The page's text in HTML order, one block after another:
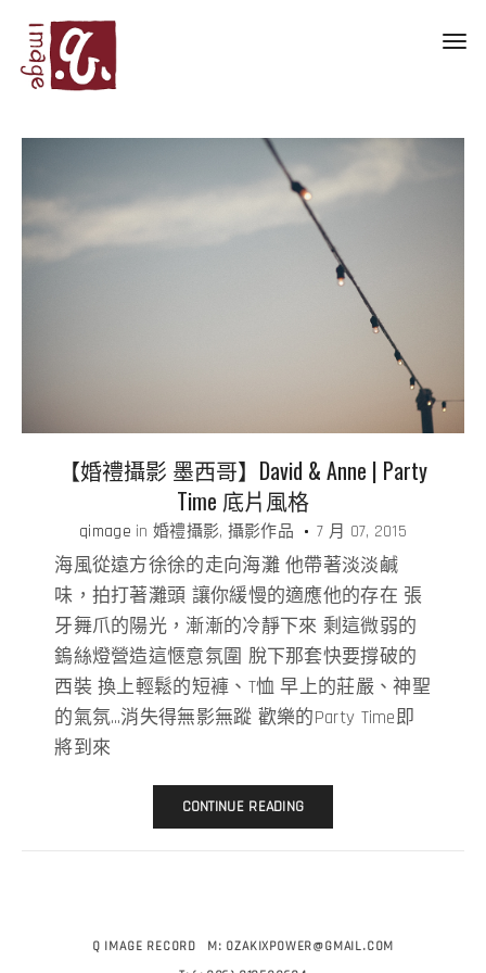
【婚禮攝影 墨西哥】David & Anne | Party
Time 底片風格
qimage in婚禮攝影 攝影作品 7 月 07, 2015
海風從遠方徐徐的走向海灘 他帶著淡淡鹹
味，拍打著灘頭 讓你緩慢的適應他的存在 張
牙舞爪的陽光，漸漸的冷靜下來 剩這微弱的
鎢絲燈營造這愜意氛圍 脫下那套快要撐破的
西裝 換上輕鬆的短褲、T恤 早上的莊嚴、神聖
的氣氛…消失得無影無蹤 歡樂的Party Time即
將到來
CONTINUE READING
Q IMAGE RECORD M: OZAKIXPOWER@GMAIL.COM